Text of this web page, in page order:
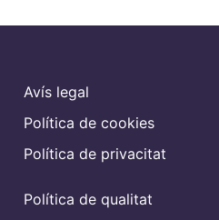
Avís legal
Política de cookies
Política de privacitat
Política de qualitat